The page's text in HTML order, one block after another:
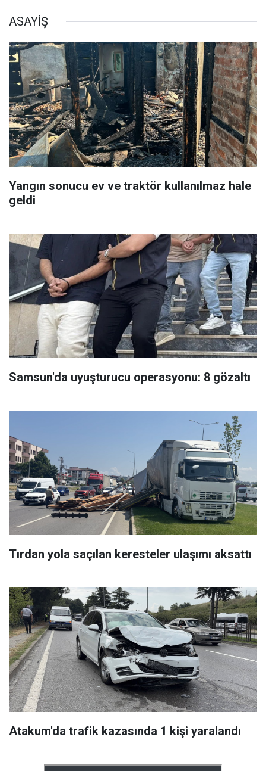
ASAYİŞ
Yangın sonucu ev ve traktör kullanılmaz hale
geldi
Samsun'da uyuşturucu operasyonu: 8 gözaltı
Tırdan yola saçılan keresteler ulaşımı aksattı
Atakum'da trafik kazasında 1 kişi yaralandı